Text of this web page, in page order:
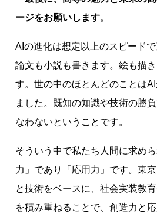
ージをお願いします。
AIの進化は想定以上のスピード
論文も小説も書きます。絵も描
す。世の中のほとんどのことは
ました。既知の知識や技術の勝
なわないということです。
そういう中で私たち人間に求め
力」であり「応用力」です。東
と技術をベースに、社会実装教
を積み重ねることで、創造力と